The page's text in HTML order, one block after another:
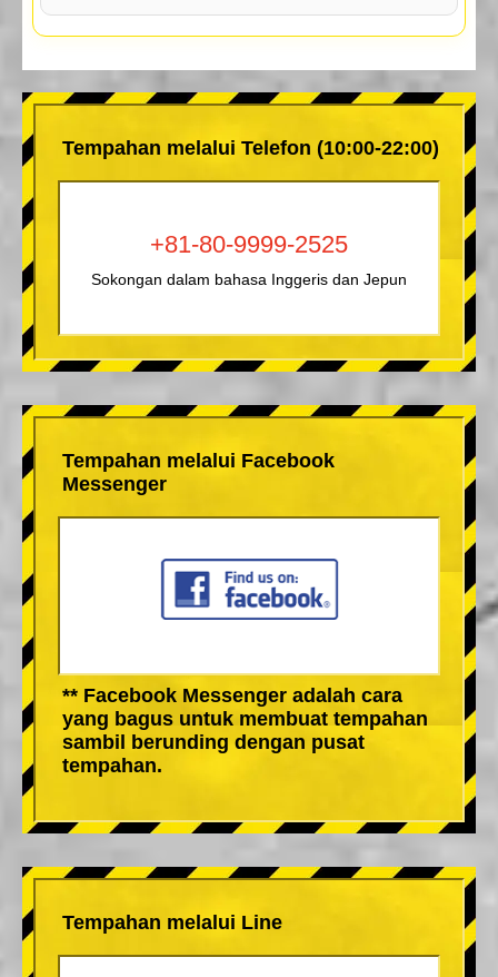
Tempahan melalui Telefon (10:00-22:00)
+81-80-9999-2525
Sokongan dalam bahasa Inggeris dan Jepun
Tempahan melalui Facebook
Messenger
** Facebook Messenger adalah cara
yang bagus untuk membuat tempahan
sambil berunding dengan pusat
tempahan.
Tempahan melalui Line